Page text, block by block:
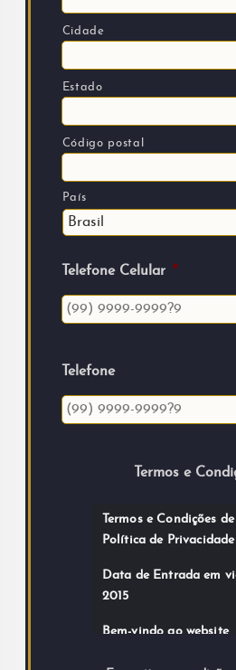
Cidade
Estado
Código postal
País
Telefone Celular *
Telefone
Termos e
Termos e Condições
Política de Privacidade
Data de Entrada em
2015
Bem-vindo ao website